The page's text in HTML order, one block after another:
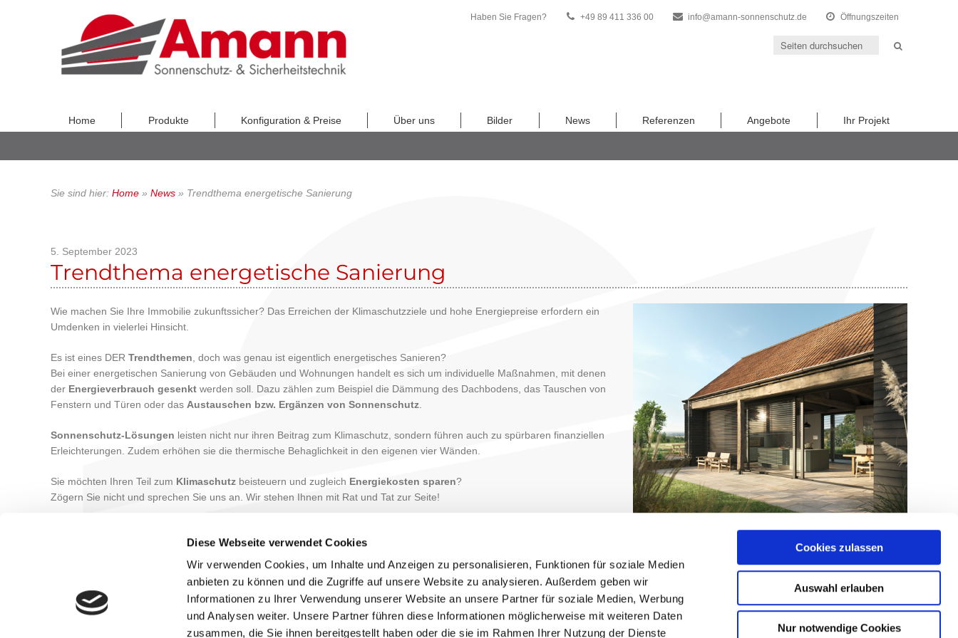
Diese Webseite verwendet Cookies
Wir verwenden Cookies, um Inhalte und Anzeigen zu personalisieren, Funktionen für soziale Medien
anbieten zu können und die Zugriffe auf unsere Website zu analysieren. Außerdem geben wir
Informationen zu Ihrer Verwendung unserer Website an unsere Partner für soziale Medien, Werbung
und Analysen weiter. Unsere Partner führen diese Informationen möglicherweise mit weiteren Daten
zusammen, die Sie ihnen bereitgestellt haben oder die sie im Rahmen Ihrer Nutzung der Dienste
Cookies zulassen
Auswahl erlauben
Nur notwendige Cookies
Haben Sie Fragen? +49 89 411 336 00 info@amann-sonnenschutz.de Öffnungszeiten
Home Produkte Konfiguration & Preise Über uns Bilder News Referenzen Angebote Ihr Projekt
Sie sind hier: Home » News » Trendthema energetische Sanierung
Veröffentlicht
am
5. September 2023
Trendthema energetische Sanierung
Wie machen Sie Ihre Immobilie zukunftssicher? Das Erreichen der Klimaschutzziele und hohe Energiepreise erfordern ein
Umdenken in vielerlei Hinsicht.
Es ist eines DER Trendthemen , doch was genau ist eigentlich energetisches Sanieren?
Bei einer energetischen Sanierung von Gebäuden und Wohnungen handelt es sich um individuelle Maßnahmen, mit denen
der Energieverbrauch gesenkt werden soll. Dazu zählen zum Beispiel die Dämmung des Dachbodens, das Tauschen von
Fenstern und Türen oder das Austauschen bzw. Ergänzen von Sonnenschutz
Sonnenschutz-Lösungen leisten nicht nur ihren Beitrag zum Klimaschutz, sondern führen auch zu spürbaren finanziellen
Erleichterungen. Zudem erhöhen sie die thermische Behaglichkeit in den eigenen vier Wänden.
Sie möchten Ihren Teil zum Klimaschutz beisteuern und zugleich Energiekosten sparen?
Zögern Sie nicht und sprechen Sie uns an. Wir stehen Ihnen mit Rat und Tat zur Seite!
Beitragsnavigation
Beitrag
WAREMA Windra Flachlamelle: Windstabilität hat einen Namen
Beitrag